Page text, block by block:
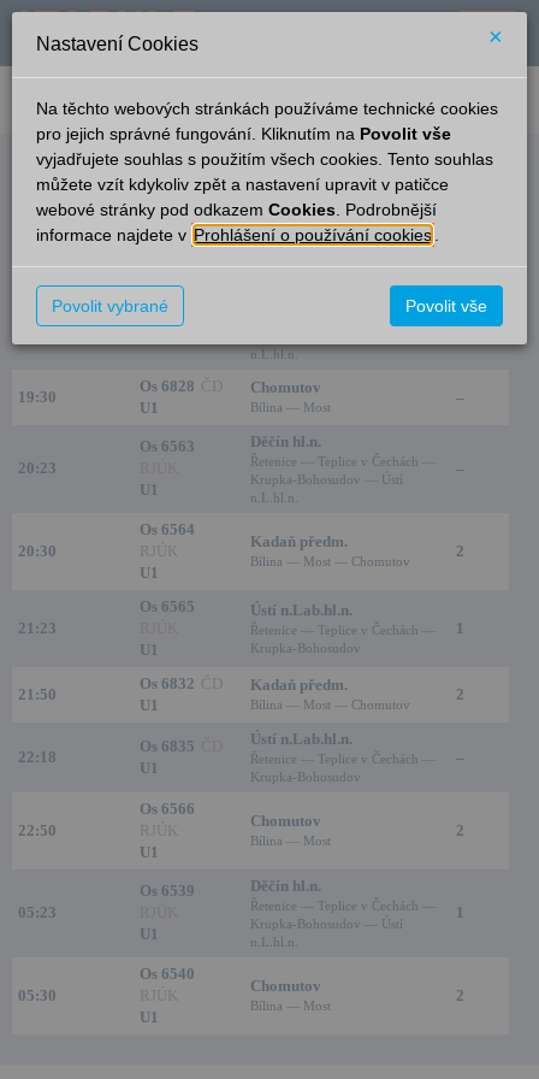
verze: 2.0.6 podpora: help-tabule@oltis.cz
English
Odjezdy
Želénky
17:20
Čas/Aktuální Vlak/Linka Cíl/Přes Kolej
19:23
Os 6829
n.L.hl.n.
1
19:30
Os 6828 ČD
U1
Chomutov
Bílina — Most
–
20:23
Os 6563
U1
Děčín hl.n.
Řetenice — Teplice v Čechách —
Krupka-Bohosudov — Ústí
n.L.hl.n.
–
20:30
Os 6564
RJÚK
U1
Kadaň předm.
Bílina — Most — Chomutov
2
21:23
Os 6565
U1
Ústí n.Lab.hl.n.
Řetenice — Teplice v Čechách —
Krupka-Bohosudov
1
21:50
Os 6832 ČD
U1
Kadaň předm.
Bílina — Most — Chomutov
2
22:18
Os 6835
U1
Ústí n.Lab.hl.n.
Řetenice — Teplice v Čechách —
Krupka-Bohosudov
–
22:50
Os 6566
RJÚK
U1
Chomutov
Bílina — Most
2
05:23
Os 6539
U1
Děčín hl.n.
Řetenice — Teplice v Čechách —
Krupka-Bohosudov — Ústí
n.L.hl.n.
1
05:30
Os 6540
RJÚK
U1
Chomutov
Bílina — Most
2
Nastavení Cookies ×
Na těchto webových stránkách používáme technické cookies
pro jejich správné fungování. Kliknutím na Povolit vše
vyjadřujete souhlas s použitím všech cookies. Tento souhlas
můžete vzít kdykoliv zpět a nastavení upravit v patičce
webové stránky pod odkazem Cookies . Podrobnější
informace najdete v Prohlášení o používání cookies
Povolit vybrané Povolit vše